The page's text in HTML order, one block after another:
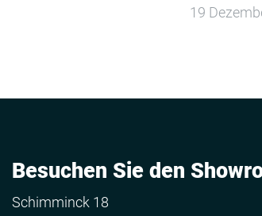
19
Besuchen Sie den
Schimminck 18